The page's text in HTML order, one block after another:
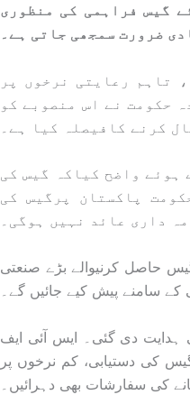
گیس فراہمی کی منظوری
ضرورت سمجھی جاتی ہے۔
تاہم رعایتی نرخوں پر
حکومت نے اس منصوبے کو
کرنے کافیصلہ کیا ہے۔
ہوئے واضح کیاکہ گیس کی
پاکستان پرگیس کی
داری عائد نہیں ہوگی۔
ایم سی ایف ڈی سے زائدگیس حاصل کرنیوالے بڑے صنعتی
سامنے پیش کیے جائیں گے۔
نظرثانی کی ہدایت دی گئی۔ ایس آئی ایف
کیلیے 50 ایم ایم سی ایف ڈی گیس کی دستیابی، کم نرخوں پر
کی سفارشات بھی دہرائیں۔